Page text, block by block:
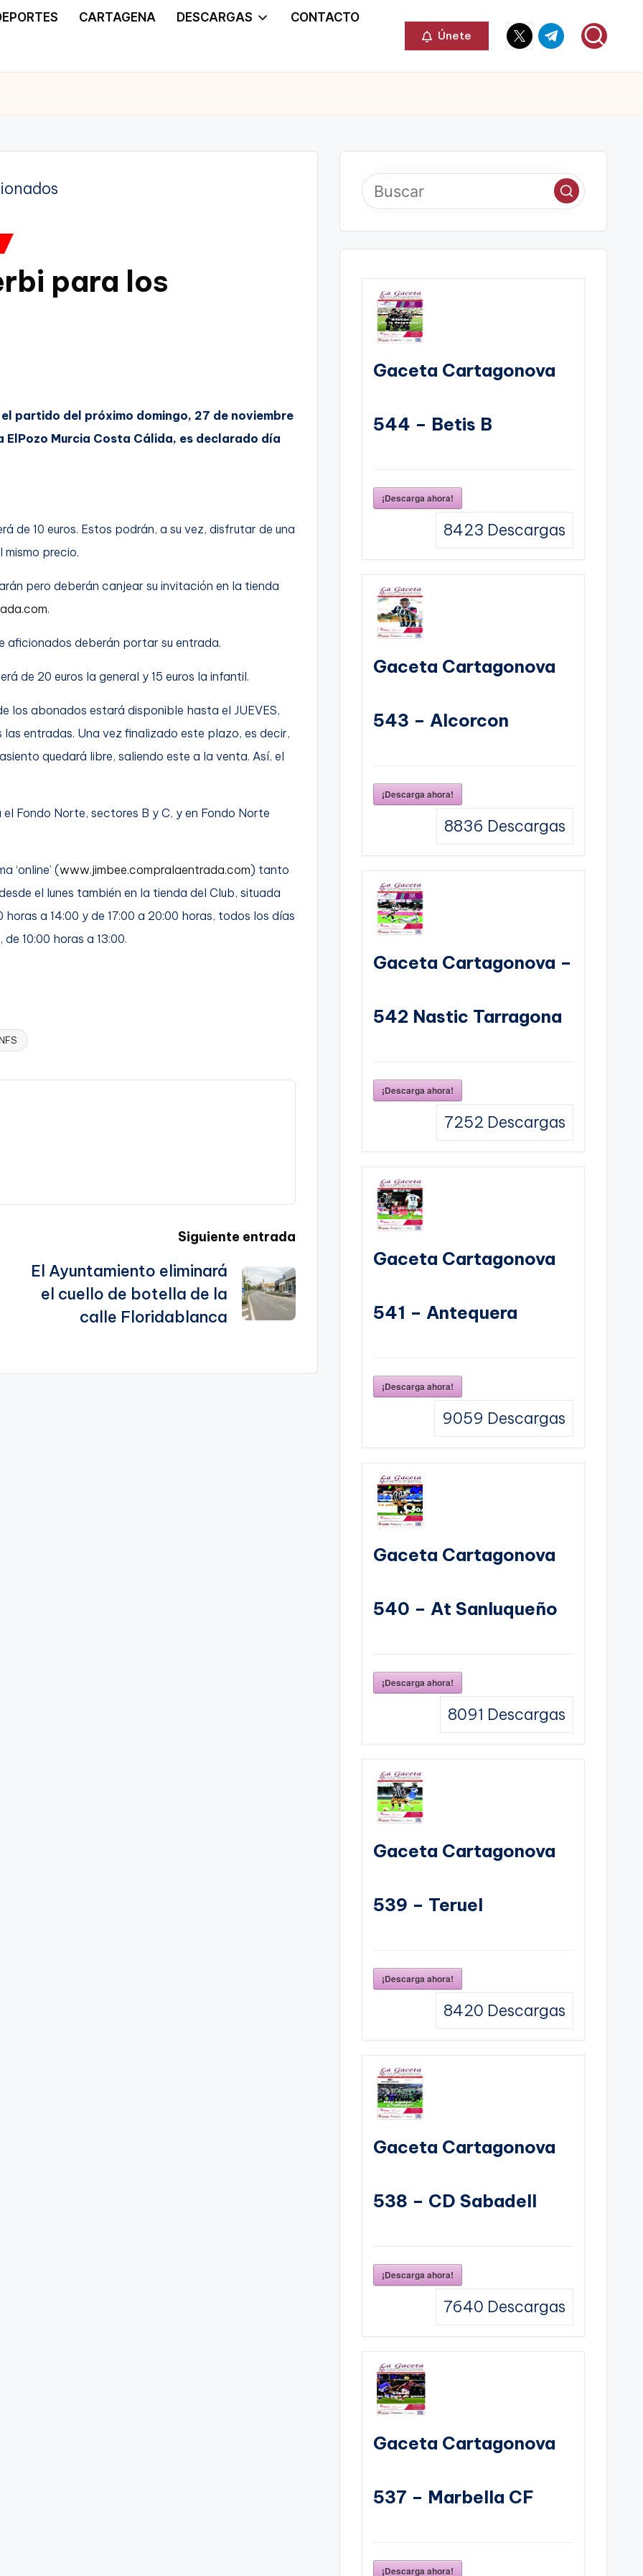
CARTAGENA DESCARGAS CONTACTO
Únete
Elemento
del
Elemento
del
para los
partido del próximo domingo, 27 de noviembre
Murcia Costa Cálida, es declarado día
de 10 euros. Estos podrán, a su vez, disfrutar de una
precio.
pero deberán canjear su invitación en la tienda
.
aficionados deberán portar su entrada.
de 20 euros la general y 15 euros la infantil.
los abonados estará disponible hasta el JUEVES,
entradas. Una vez finalizado este plazo, es decir,
quedará libre, saliendo este a la venta. Así, el
Fondo Norte, sectores B y C, y en Fondo Norte
‘online’ (www.jimbee.compralaentrada.com) tanto
el lunes también en la tienda del Club, situada
a 14:00 y de 17:00 a 20:00 horas, todos los días
10:00 horas a 13:00.
Siguiente entrada
El Ayuntamiento eliminará
el cuello de botella de la
calle Floridablanca
Gaceta Cartagonova
544 – Betis B
¡Descarga ahora!
8423 Descargas
Gaceta Cartagonova
543 – Alcorcon
¡Descarga ahora!
8836 Descargas
Gaceta Cartagonova –
542 Nastic Tarragona
¡Descarga ahora!
7252 Descargas
Gaceta Cartagonova
541 – Antequera
¡Descarga ahora!
9059 Descargas
Gaceta Cartagonova
540 – At Sanluqueño
¡Descarga ahora!
8091 Descargas
Gaceta Cartagonova
539 – Teruel
¡Descarga ahora!
8420 Descargas
Gaceta Cartagonova
538 – CD Sabadell
¡Descarga ahora!
7640 Descargas
Gaceta Cartagonova
537 – Marbella CF
¡Descarga ahora!